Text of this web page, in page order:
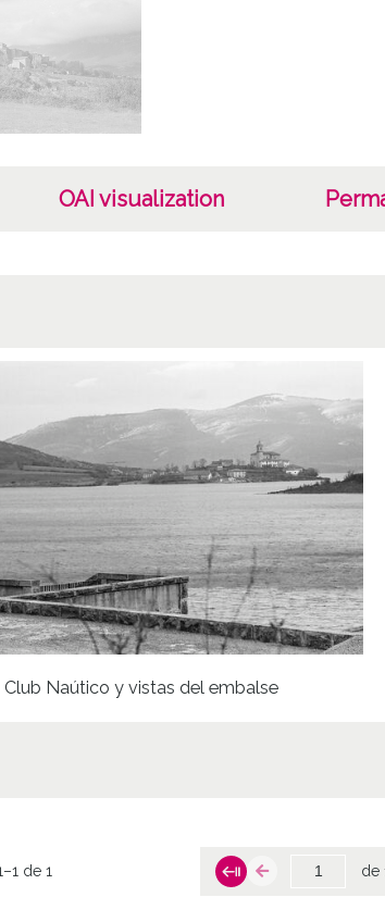
OAI visualization
Club Naútico y vistas del embalse
de 1 de